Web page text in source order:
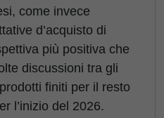
come invece
d’acquisto di
più positiva che
discussioni tra gli
finiti per il resto
l’inizio del 2026.